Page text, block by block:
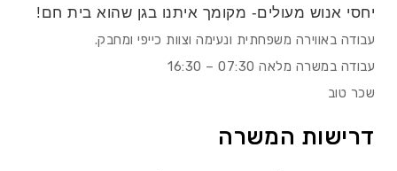
יחסי אנוש מעולים- מקומך איתנו בגן שהוא בית חם!
עבודה באווירה משפחתית ונעימה וצוות כייפי ומחבק.
עבודה במשרה מלאה 07:30 – 16:30
שכר טוב
דרישות המשרה